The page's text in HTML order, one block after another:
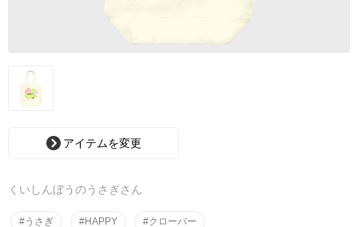
アイテムを変更
くいしんぼうのうさぎさん
#うさぎ #HAPPY #クローバー